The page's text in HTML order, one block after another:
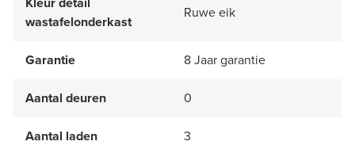
wastafelonderkast
Ruwe eik
Garantie 8 Jaar garantie
Aantal deuren 0
Aantal laden 3